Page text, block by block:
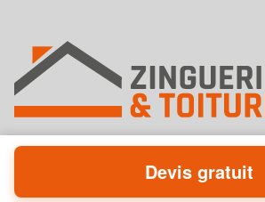
Powered byPlus que pro
Devis gratuit